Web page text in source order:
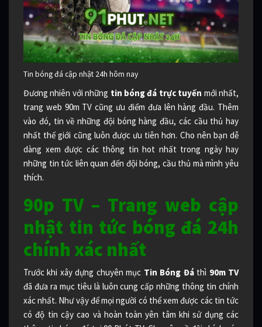
Tin bóng đá cập nhật 24h hôm nay
Đương nhiên với những tin bóng đá trực tuyến mới nhất,
trang web 90m TV cũng ưu điểm đưa lên hàng đầu. Thêm
vào đó, tin về những đội bóng hàng đầu, các cầu thủ hay
nhất thế giới cũng luôn được ưu tiên hơn. Cho nên bạn dễ
dàng xem được các thông tin hot nhất trong ngày hay
những tin tức liên quan đến đội bóng, cầu thủ mà mình yêu
thích.
90p TV – Trang web cập
nhật tin tức bóng đá 24h
chính xác nhất
Trước khi xây dựng chuyên mục Tin Bóng Đáthì 90m TV
đã đưa ra mục tiêu là luôn cung cấp những thông tin chính
xác nhất. Như vậy để mọi người có thể xem được các tin tức
có độ tin cậy cao và hoàn toàn yên tâm khi sử dụng các